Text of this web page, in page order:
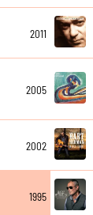
2011
2005
2002
1995